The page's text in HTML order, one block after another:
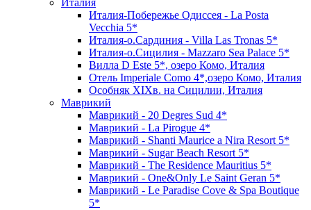
Италия
Италия-Побережье Одиссея - La Posta
Vecchia 5*
Италия-о.Сардиния - Villa Las Tronas 5*
Италия-о.Сицилия - Mazzaro Sea Palace 5*
Вилла D Este 5*, озеро Комо, Италия
Отель Imperiale Como 4*,озеро Комо, Италия
Особняк XIXв. на Сицилии, Италия
Маврикий
Маврикий - 20 Degres Sud 4*
Маврикий - La Pirogue 4*
Маврикий - Shanti Maurice a Nira Resort 5*
Маврикий - Sugar Beach Resort 5*
Маврикий - The Residence Mauritius 5*
Маврикий - One&Only Le Saint Geran 5*
Маврикий - Le Paradise Cove & Spa Boutique
5*